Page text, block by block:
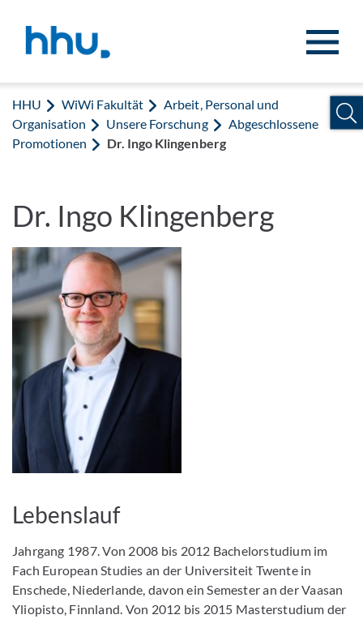
HHU WiWi Fakultät
Arbeit, Personal und
Organisation
Unsere Forschung
Abgeschlossene
Promotionen
Dr. Ingo Klingenberg
Dr. Ingo Klingenberg
Lebenslauf
Jahrgang 1987. Von 2008 bis 2012 Bachelorstudium im
Fach European Studies an der Universiteit Twente in
Enschede, Niederlande, davon ein Semester an der Vaasan
Yliopisto, Finnland. Von 2012 bis 2015 Masterstudium der